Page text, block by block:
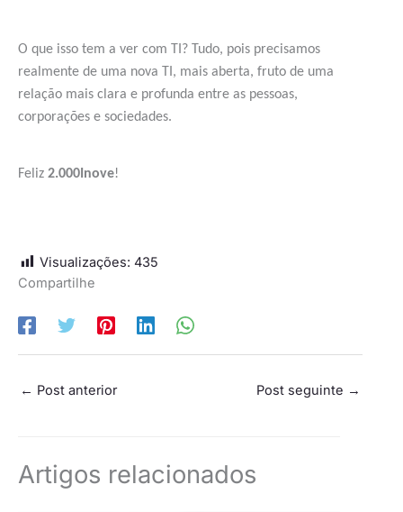
O que isso tem a ver com TI? Tudo, pois precisamos
realmente de uma nova TI, mais aberta, fruto de uma
relação mais clara e profunda entre as pessoas,
corporações e sociedades.
Feliz 2.000Inove!
Visualizações: 435
Compartilhe
← Post anterior Post seguinte →
Artigos relacionados